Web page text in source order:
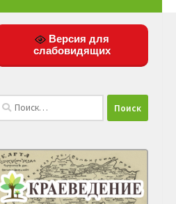
Версия для
слабовидящих
Найти: